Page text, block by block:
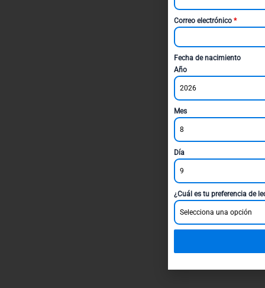
Correo electrónico *
Fecha de nacimiento
Año
2026
Mes
8
Día
9
¿Cuál es tu preferencia de
Selecciona una opción